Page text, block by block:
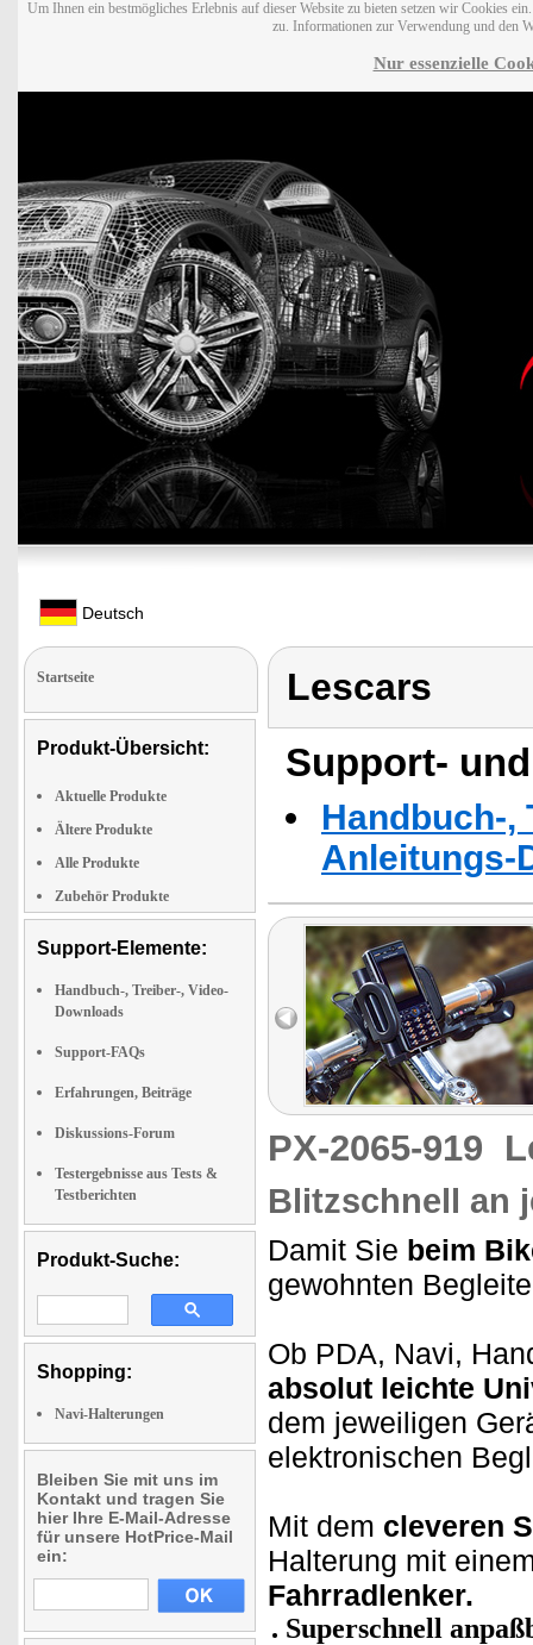
Um Ihnen ein bestmögliches Erlebnis auf dieser Website zu bieten setzen wir Cookies
zu. Informationen zur Verwendung und den
Nur essenzielle
Deutsch
Startseite
Produkt-Übersicht:
Aktuelle Produkte
Ältere Produkte
Alle Produkte
Zubehör Produkte
Support-Elemente:
Handbuch-, Treiber-, Video-
Downloads
Support-FAQs
Erfahrungen, Beiträge
Diskussions-Forum
Testergebnisse aus Tests &
Testberichten
Produkt-Suche:
Shopping:
Navi-Halterungen
Bleiben Sie mit uns im
Kontakt und tragen Sie
hier Ihre E-Mail-Adresse
für unsere HotPrice-Mail
ein:
Lescars
Support-
Handbuch-,
Anleitungs-
PX-2065-919
Blitzschnell an
Damit Sie beim
gewohnten
Ob PDA, Navi,
absolut leichte
dem jeweiligen
elektronischen
Mit dem cleveren
Halterung mit
Fahrradlenker.
Superschnell